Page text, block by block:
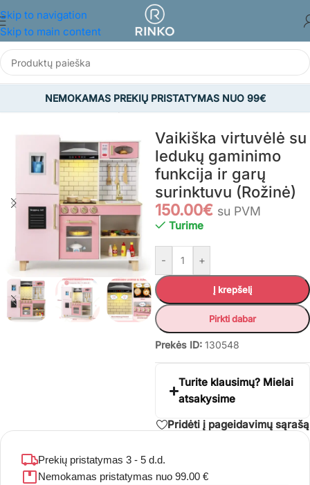
Skip to navigation
Skip to main content
NEMOKAMAS PREKIŲ PRISTATYMAS NUO 99€
ŽAISLAI/Žaidimų virtuvėlės ir aksesuarai /Virtuvėlės
Vaikiška virtuvėlė su
ledukų gaminimo
funkcija ir garų
surinktuvu (Rožinė)
150.00€ su PVM
Turime
- +
Į krepšelį
Pirkti dabar
Prekės ID: 130548
Turite klausimų? Mielai
atsakysime
Pridėti į pageidavimų sąrašą
Prekių pristatymas 3 - 5 d.d.
Nemokamas pristatymas nuo 99.00 €